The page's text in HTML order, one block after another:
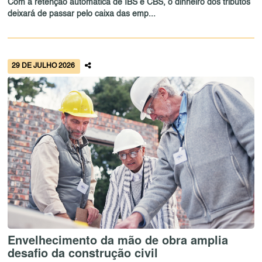
Com a retenção automática de IBS e CBS, o dinheiro dos tributos
deixará de passar pelo caixa das emp...
29 DE JULHO 2026
Envelhecimento da mão de obra amplia
desafio da construção civil